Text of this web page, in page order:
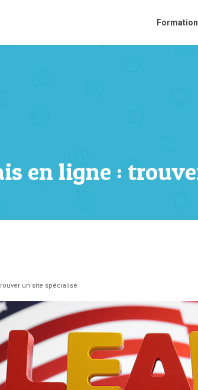
en ligne :
un site spécialisé